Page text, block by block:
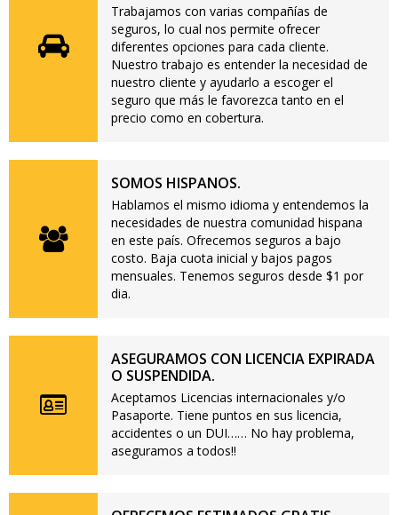
Trabajamos con varias compañías de
seguros, lo cual nos permite ofrecer
diferentes opciones para cada cliente.
Nuestro trabajo es entender la necesidad de
nuestro cliente y ayudarlo a escoger el
seguro que más le favorezca tanto en el
precio como en cobertura.
SOMOS HISPANOS.
Hablamos el mismo idioma y entendemos la
necesidades de nuestra comunidad hispana
en este país. Ofrecemos seguros a bajo
costo. Baja cuota inicial y bajos pagos
mensuales. Tenemos seguros desde $1 por
dia.
ASEGURAMOS CON LICENCIA EXPIRADA
O SUSPENDIDA.
Aceptamos Licencias internacionales y/o
Pasaporte. Tiene puntos en sus licencia,
accidentes o un DUI…… No hay problema,
aseguramos a todos!!